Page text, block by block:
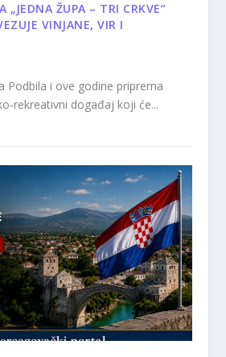
„JEDNA ŽUPA – TRI CRKVE“
VINJANE, VIR I
Podbila i ove godine priprema
rekreativni događaj koji će...